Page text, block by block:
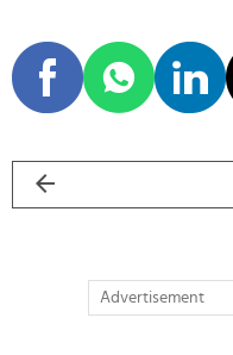
Advertisement